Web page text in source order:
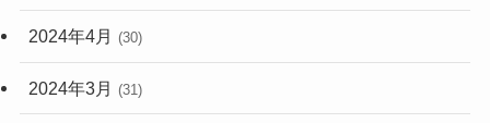
2024年4月 (30)
2024年3月 (31)